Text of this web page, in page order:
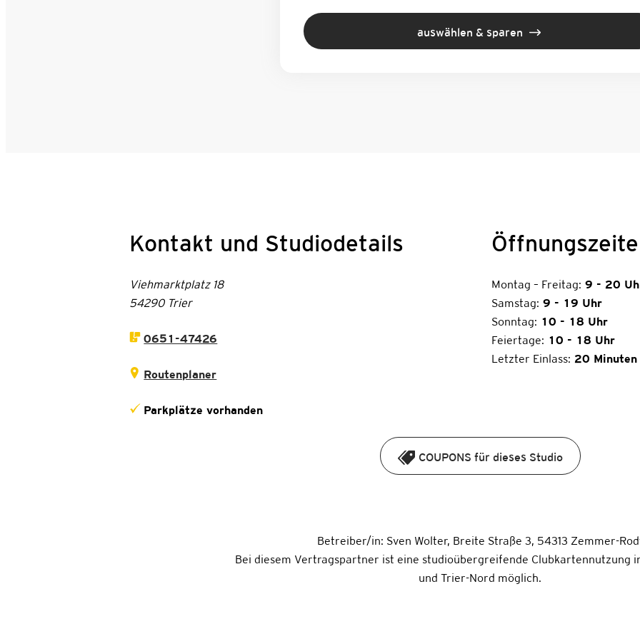
auswählen & sparen
Kontakt und Studiodetails
Viehmarktplatz 18
54290 Trier
0651-47426
Routenplaner
Parkplätze vorhanden
Montag – Freitag: 9 - 20
Samstag: 9 - 19 Uhr
Sonntag: 10 - 18 Uhr
Feiertage: 10 - 18 Uhr
Letzter Einlass: 20 Minuten
COUPONS für dieses Studio
Betreiber/in: Sven Wolter, Breite Straße 3, 54313 Zemmer-
Bei diesem Vertragspartner ist eine studioübergreifende Clubkartennutzung
und Trier-Nord möglich.